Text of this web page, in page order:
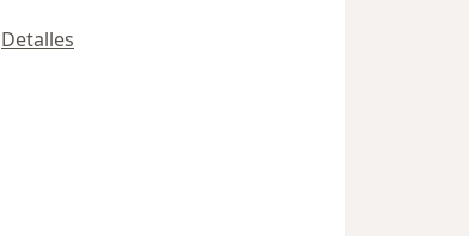
Detalles